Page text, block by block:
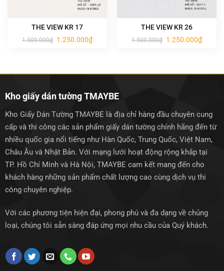
THE VIEW KR 17
1.500.000₫ Giá
1.250.000₫Giá
hiện
THE VIEW KR 26
1.500.000₫ Giá
1.250.000₫Giá
hiện
Kho giấy dán tường TMAYBE
Kho Giấy Dán Tường TMAYBE là địa chỉ hàng đầu chuyên cung
cấp và thi công các sản phẩm giấy dán tường chính hãng đến từ
nhiều quốc gia nổi tiếng như Hàn Quốc, Trung Quốc, Việt Nam,
Châu Âu và Nhật Bản. Với mạng lưới hoạt động rộng khắp tại
TP. Hồ Chí Minh và Hà Nội, TMAYBE cam kết mang đến cho
khách hàng những sản phẩm chất lượng cao cùng dịch vụ thi
công chuyên nghiệp.
Với các phương tiện hiện đại, phong phú và đa dạng về chủng
loại, chúng tôi sẵn sàng đáp ứng mọi nhu cầu của Quý khách.